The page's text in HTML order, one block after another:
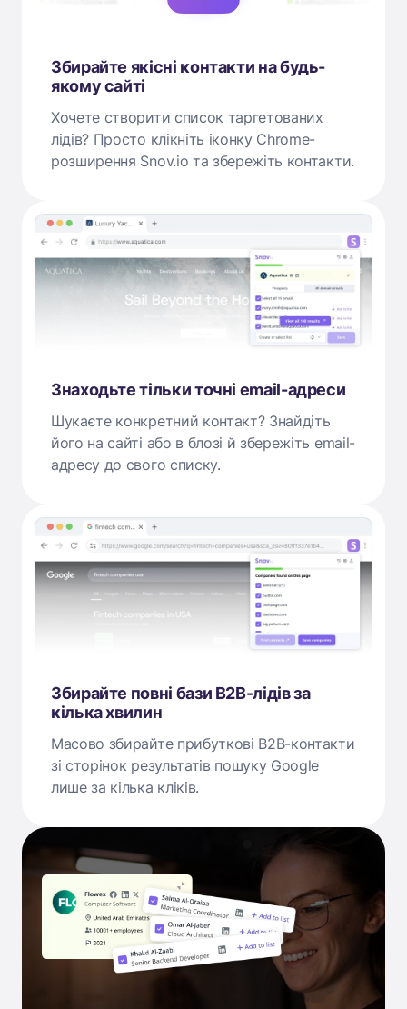
Збирайте якісні контакти на будь-
якому сайті
Хочете створити список таргетованих
лідів? Просто клікніть іконку Chrome-
розширення Snov.io та збережіть контакти.
Знаходьте тільки точні email-адреси
Шукаєте конкретний контакт? Знайдіть
його на сайті або в блозі й збережіть email-
адресу до свого списку.
Збирайте повні бази B2B-лідів за
кілька хвилин
Масово збирайте прибуткові B2B-контакти
зі сторінок результатів пошуку Google
лише за кілька кліків.